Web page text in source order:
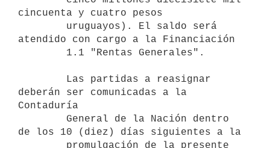
cincuenta y cuatro pesos
atendido con cargo a la Financiación
deberán ser comunicadas a la
Contaduría
de los 10 (diez) días siguientes a la